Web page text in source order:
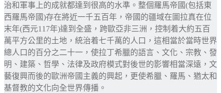
治和軍事上的成就都達到很高的水準。整個羅馬帝國(包括東
西羅馬帝國)存在將近一千五百年，帝國的疆域在圖拉真在位
末年(西元117年)達到全盛，跨歐亞非三洲，控制着大約五百
萬平方公里的土地，統治着七千萬的人口，這相當於當時世界
總人口的百分之二十一，使拉丁希臘的語言、文化、宗教、發
明、建築、哲學、法律及政府模式對後世的影響相當深遠，文
藝復興而後的歐洲帝國主義的興起，更使希臘、羅馬、猶太和
基督教的文化向全世界傳播。